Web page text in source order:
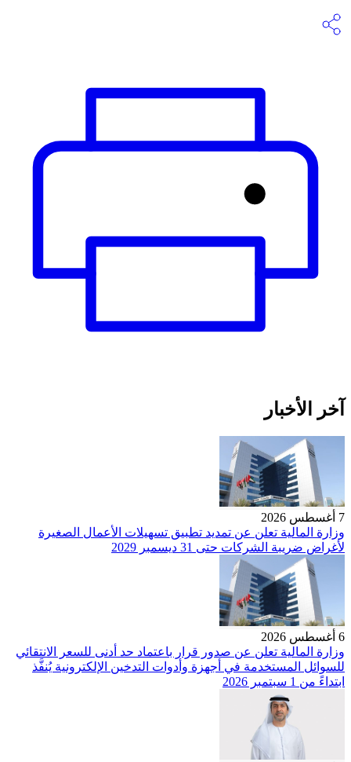
آخر الأخبار
7 أغسطس 2026
وزارة المالية تعلن عن تمديد تطبيق تسهيلات الأعمال الصغيرة
لأغراض ضريبة الشركات حتى 31 ديسمبر 2029
6 أغسطس 2026
وزارة المالية تعلن عن صدور قرار باعتماد حد أدنى للسعر الانتقائي
للسوائل المستخدمة في أجهزة وأدوات التدخين الإلكترونية يُنفَّذ
ابتداءً من 1 سبتمبر 2026